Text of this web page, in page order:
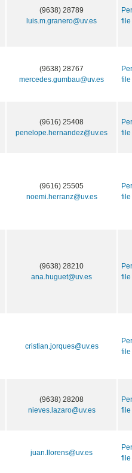
(9638) 28789
luis.m.granero@uv.es
file
(9638) 28767
mercedes.gumbau@uv.es
file
(9616) 25408
penelope.hernandez@uv.es
file
(9616) 25505
noemi.herranz@uv.es
file
(9638) 28210
ana.huguet@uv.es
file
cristian.jorques@uv.es
file
(9638) 28208
nieves.lazaro@uv.es
file
juan.llorens@uv.es
file